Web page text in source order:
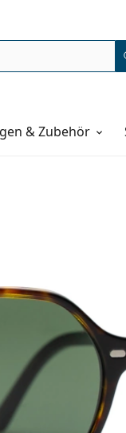
& Zubehör